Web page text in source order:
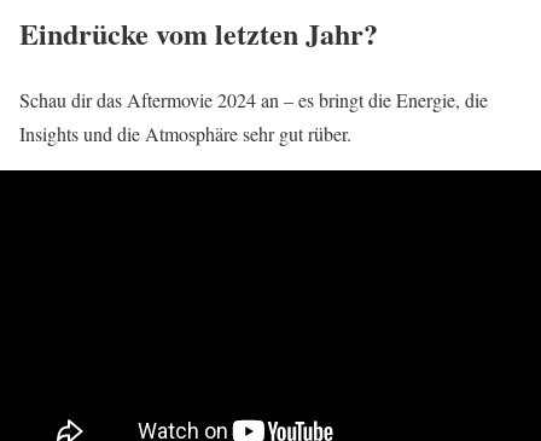
Eindrücke vom letzten Jahr?
Schau dir das Aftermovie 2024 an – es bringt die Energie, die
Insights und die Atmosphäre sehr gut rüber.